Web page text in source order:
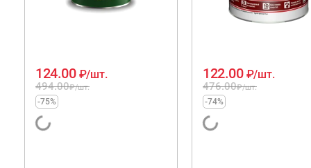
494.00₽/шт.
124.00 ₽/шт.
-75%
476.00₽/шт.
122.00 ₽/шт.
-74%